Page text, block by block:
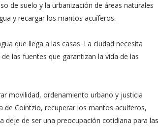
de suelo y la urbanización de áreas naturales
y recargar los mantos acuíferos.
que llega a las casas. La ciudad necesita
las fuentes que garantizan la vida de las
movilidad, ordenamiento urbano y justicia
de Cointzio, recuperar los mantos acuíferos,
deje de ser una preocupación cotidiana para las